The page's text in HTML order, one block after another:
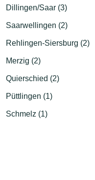
Dillingen/Saar (3)
Saarwellingen (2)
Rehlingen-Siersburg (2)
Merzig (2)
Quierschied (2)
Püttlingen (1)
Schmelz (1)